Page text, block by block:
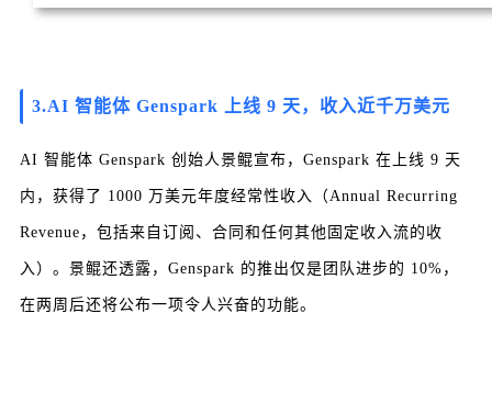
3.AI 智能体 Genspark 上线 9 天，收入近千万美元
AI 智能体 Genspark 创始人景鲲宣布，Genspark 在上线 9 天
内，获得了 1000 万美元年度经常性收入（Annual Recurring
Revenue，包括来自订阅、合同和任何其他固定收入流的收
入）。 景鲲还透露，Genspark 的推出仅是团队进步的 10%，
在两周后还将公布一项令人兴奋的功能。